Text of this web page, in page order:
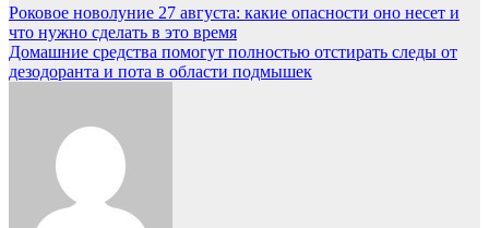
Навигация
по
записям
Роковое новолуние 27 августа: какие опасности оно несет и
что нужно сделать в это время
Домашние средства помогут полностью отстирать следы от
дезодоранта и пота в области подмышек